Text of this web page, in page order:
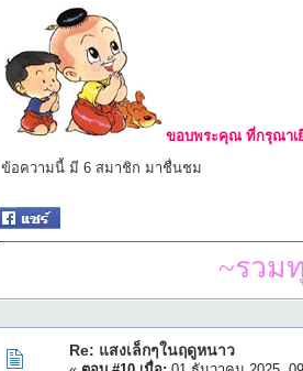
ขอบพระคุณ ที่กรุณาเ
ข้อความนี้ มี 6 สมาชิก มาชื่นชม
~รวม
Re: แสงเล็กๆในฤดูหนาว